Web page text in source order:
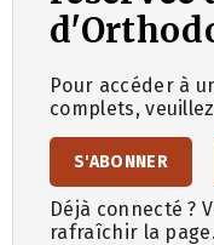
Pour accéder à
complets,
S'ABONNER
Déjà connecté ?
rafraîchir la page.